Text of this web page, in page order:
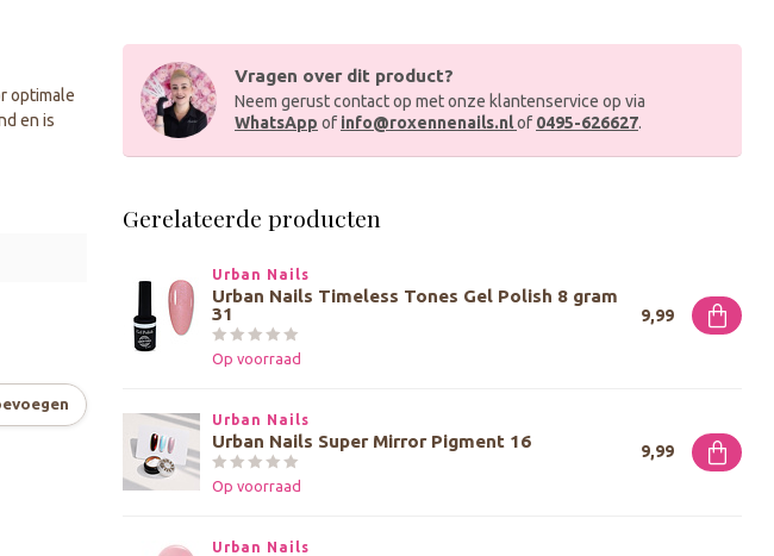
optimale
en is
Vragen over dit product?
Neem gerust contact op met onze klantenservice op via
WhatsApp of info@roxennenails.nlof 0495-626627.
Gerelateerde producten
Urban Nails
Urban Nails Timeless Tones Gel Polish 8 gram
31
Op voorraad
9,99
Urban Nails
Urban Nails Super Mirror Pigment 16
Op voorraad
9,99
Urban Nails